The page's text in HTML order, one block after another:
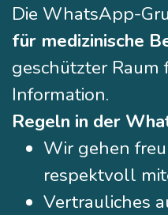
Die WhatsApp-
für medizinische
geschützter
Information.
Regeln in der
Wir gehen
respektvoll
Vertrauliches